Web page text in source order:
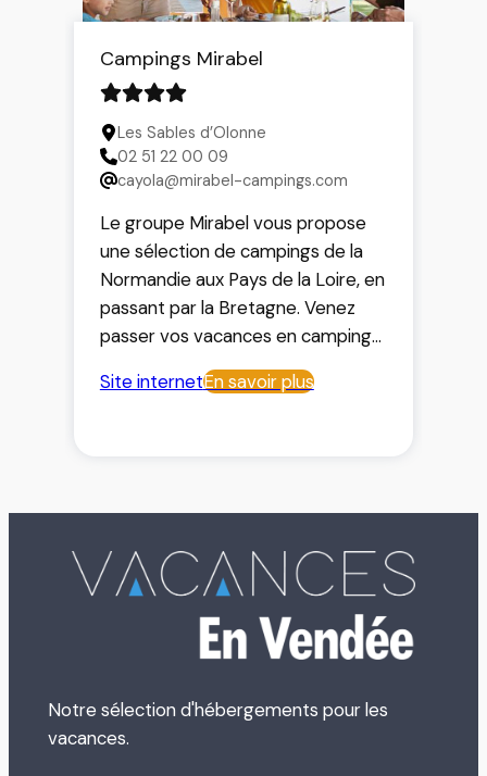
Campings Mirabel
Les Sables d’Olonne
02 51 22 00 09
cayola@mirabel-campings.com
Le groupe Mirabel vous propose
une sélection de campings de la
Normandie aux Pays de la Loire, en
passant par la Bretagne. Venez
passer vos vacances en campings
ou en résidences.
Site internetEn savoir plus
Notre sélection d'hébergements pour les
vacances.